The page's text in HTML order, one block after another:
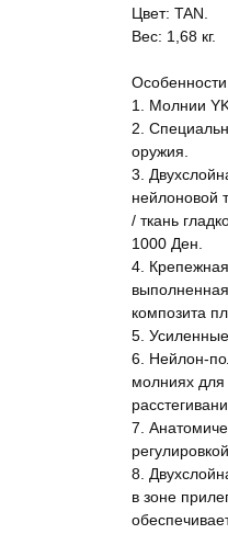
Цвет: TAN.
Вес: 1,68 кг.
1. Молнии
2.
оружия.
3.
нейлоновой
/ ткань
1000 Ден.
4.
композита
5.
6. Нейлон-
молниях для
7.
регулировкой.
8.
в зоне